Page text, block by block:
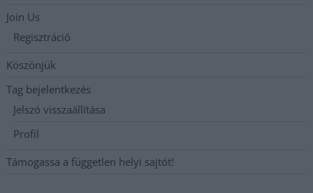
Join Us
Regisztráció
Köszönjük
Tag bejelentkezés
Jelszó visszaállítása
Profil
Támogassa a független helyi sajtót!